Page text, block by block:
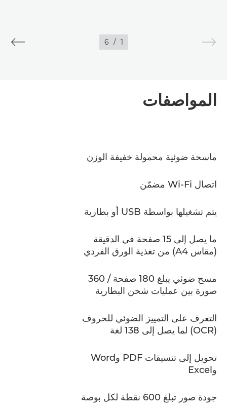
1
/
6
المواصفات
ماسحة ضوئية محمولة خفيفة الوزن
اتصال Wi-Fi مضمّن
يتم تشغيلها بواسطة USB أو بطارية
ما يصل إلى 15 صفحة في الدقيقة
(مقاس A4) من تغذية الورق الفردي
مسح ضوئي يبلغ 180 صفحة / 360
صورة بين عمليات شحن البطارية
التعرف على التمييز الضوئي للحروف
(OCR) لما يصل إلى 138 لغة
تحويل إلى تنسيقات PDF وWord
وExcel
جودة صور تبلغ 600 نقطة لكل بوصة